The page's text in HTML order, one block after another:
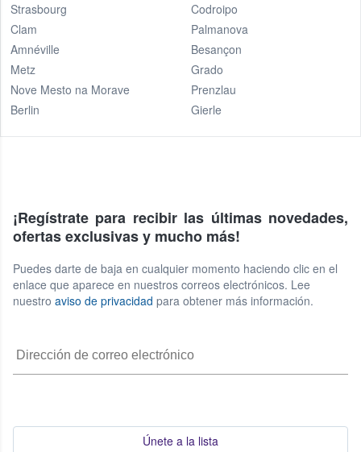
Strasbourg
Clam
Amnéville
Metz
Nove Mesto na Morave
Berlin
Codroipo
Palmanova
Besançon
Grado
Prenzlau
Gierle
¡Regístrate para recibir las últimas novedades,
ofertas exclusivas y mucho más!
Puedes darte de baja en cualquier momento haciendo clic en el
enlace que aparece en nuestros correos electrónicos. Lee
nuestro aviso de privacidad para obtener más información.
Únete a la lista